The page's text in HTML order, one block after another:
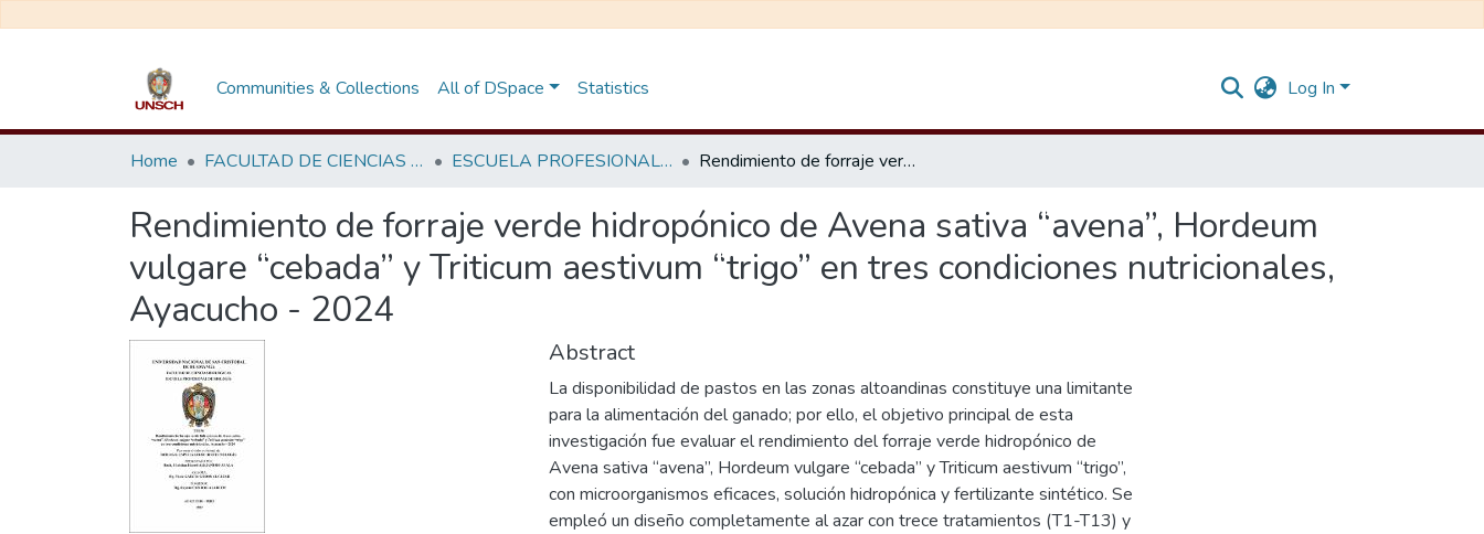
Communities & Collections All of DSpace Statistics Log In
Home FACULTAD DE CIENCIAS BIOLÓGICAS ESCUELA PROFESIONAL DE BIOLOGÍA - TESIS Rendimiento de forraje verde hidropónico de Avena sativa “avena”, Hordeum vulgare “cebada” y Triticum aestivum “trigo” en tres condiciones nutricionales, Ayacucho - 2024
Rendimiento de forraje verde hidropónico de Avena sativa “avena”, Hordeum
vulgare “cebada” y Triticum aestivum “trigo” en tres condiciones nutricionales,
Ayacucho - 2024
Abstract
La disponibilidad de pastos en las zonas altoandinas constituye una limitante
para la alimentación del ganado; por ello, el objetivo principal de esta
investigación fue evaluar el rendimiento del forraje verde hidropónico de
Avena sativa “avena”, Hordeum vulgare “cebada” y Triticum aestivum “trigo”,
con microorganismos eficaces, solución hidropónica y fertilizante sintético. Se
empleó un diseño completamente al azar con trece tratamientos (T1-T13) y